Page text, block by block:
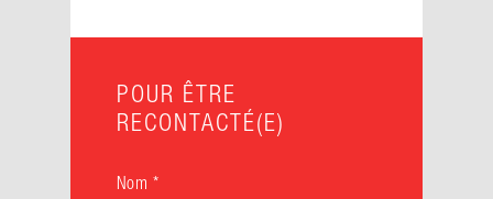
POUR ÊTRE
RECONTACTÉ(E)
Nom *